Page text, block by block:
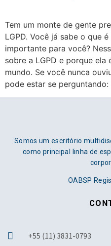
Tem um monte de gente
LGPD. Você já sabe o que
importante para você?
sobre a LGPD e porque
mundo. Se você nunca
pode estar se
Somos um escritório
como principal linha de
OABSP
+55 (11) 3831-0793